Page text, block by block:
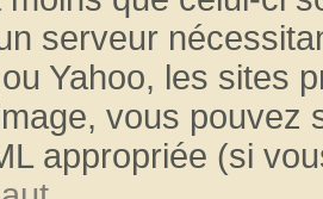
serveur
Yahoo, les sites
vous pouvez
appropriée (si